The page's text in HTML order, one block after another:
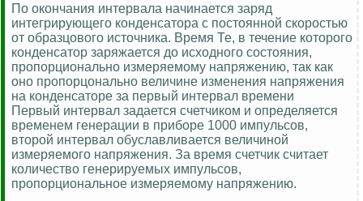
По окончания интервала начинается заряд
интегрирующего конденсатора с постоянной скоростью
от образцового источника. Время Те, в течение которого
конденсатор заряжается до исходного состояния,
пропорционально измеряемому напряжению, так как
оно пропорцонально величине изменения напряжения
на конденсаторе за первый интервал времени
Первый интервал задается счетчиком и определяется
временем генерации в приборе 1000 импульсов,
второй интервал обуславливается величиной
измеряемого напряжения. За время счетчик считает
количество генерируемых импульсов,
пропорциональное измеряемому напряжению.